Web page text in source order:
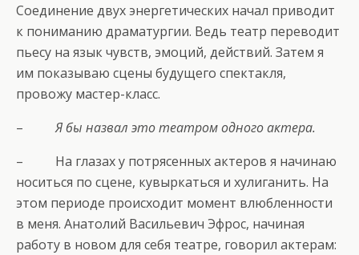
Соединение двух энергетических начал приводит
к пониманию драматургии. Ведь театр переводит
пьесу на язык чувств, эмоций, действий. Затем я
им показываю сцены будущего спектакля,
провожу мастер-класс.
–Я бы назвал это театром одного актера.
– На глазах у потрясенных актеров я начинаю
носиться по сцене, кувыркаться и хулиганить. На
этом периоде происходит момент влюбленности
в меня. Анатолий Васильевич Эфрос, начиная
работу в новом для себя театре, говорил актерам: